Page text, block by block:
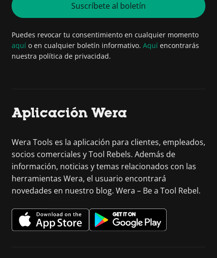
Suscríbete al boletín
Puedes revocar tu consentimiento en cualquier momento
aquí o en cualquier boletín informativo. Aquí encontrarás
nuestra política de privacidad.
Aplicación Wera
Wera Tools es la aplicación para clientes, empleados,
socios comerciales y Tool Rebels. Además de
información, noticias y temas relacionados con las
herramientas Wera, el usuario encontrará
novedades en nuestro blog. Wera – Be a Tool Rebel.